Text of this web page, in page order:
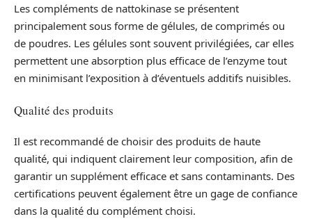
Les compléments de nattokinase se présentent
principalement sous forme de gélules, de comprimés ou
de poudres. Les gélules sont souvent privilégiées, car elles
permettent une absorption plus efficace de l’enzyme tout
en minimisant l’exposition à d’éventuels additifs nuisibles.
Qualité des produits
Il est recommandé de choisir des produits de haute
qualité, qui indiquent clairement leur composition, afin de
garantir un supplément efficace et sans contaminants. Des
certifications peuvent également être un gage de confiance
dans la qualité du complément choisi.